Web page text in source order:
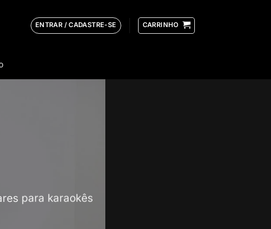
ENTRAR / CADASTRE-SE CARRINHO
para karaokês